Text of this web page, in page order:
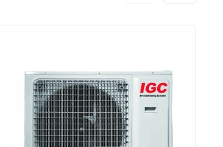
климата в любых условиях,